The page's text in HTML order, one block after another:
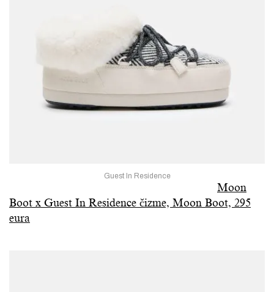
Guest In Residence
Moon
Boot x Guest In Residence čizme, Moon Boot, 295
eura